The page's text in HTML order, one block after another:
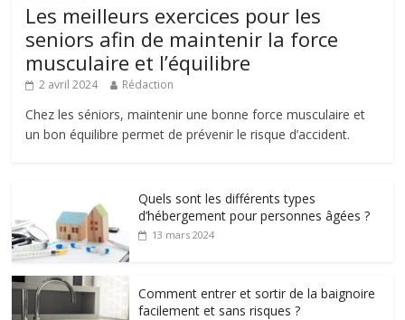
Les meilleurs exercices pour les
seniors afin de maintenir la force
musculaire et l’équilibre
2 avril 2024 Rédaction
Chez les séniors, maintenir une bonne force musculaire et
un bon équilibre permet de prévenir le risque d’accident.
Quels sont les différents types
d’hébergement pour personnes âgées ?
13 mars 2024
Comment entrer et sortir de la baignoire
facilement et sans risques ?